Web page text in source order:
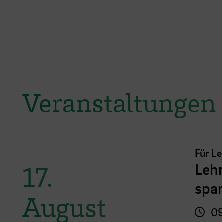
Veranstaltungen
17.
August
Für